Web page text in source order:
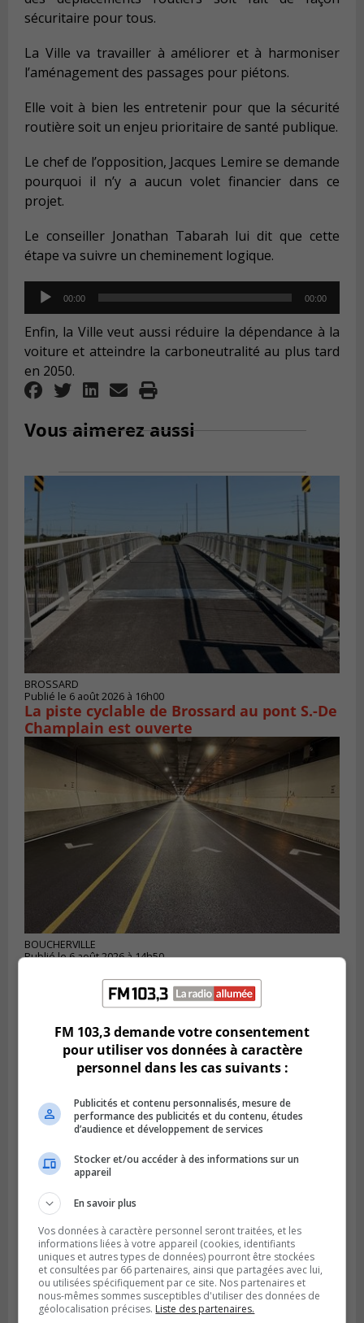
sécuritaire pour tous.
La Ville va travailler à améliorer et à harmoniser
l’aménagement des passages pour piétons.
Elle voit à bien les entretenir pour que la sécurité
routière soit un enjeu prioritaire de santé publique.
Le chef de l’opposition, Jacques Lemire se demande
pourquoi il n’y a aucun volet financier dans ce
projet.
Le conseiller Jonathan Tabarah lui dit que cette
étape va suivre un cheminement logique.
Audio
Player
00:00 00:00
Enfin, la Ville veut aussi réduire la dépendance à la
voiture et atteindre la carboneutralité au plus tard
en 2050.
Vous aimerez aussi
BROSSARD
Publié le 6 août 2026 à 16h00
La piste cyclable de Brossard au pont S.-De
Champlain est ouverte
BOUCHERVILLE
Publié le 6 août 2026 à 14h50
Hippolyte-La Fontaine se dote d’une
nouvelle chaussée
Publié le 5 août 2026 à 15h25
Le MTMD annonce des fermetures sur
l’autoroute 20 à Boucherville
FM 103,3 demande votre consentement
pour utiliser vos données à caractère
personnel dans les cas suivants :
Publicités et contenu personnalisés, mesure de
performance des publicités et du contenu, études
d’audience et développement de services
Stocker et/ou accéder à des informations sur un
appareil
En savoir plus
Vos données à caractère personnel seront traitées, et les
informations liées à votre appareil (cookies, identifiants
uniques et autres types de données) pourront être stockées
et consultées par 66 partenaires, ainsi que partagées avec lui,
ou utilisées spécifiquement par ce site. Nos partenaires et
nous-mêmes sommes susceptibles d'utiliser des données de
géolocalisation précises. Liste des partenaires.